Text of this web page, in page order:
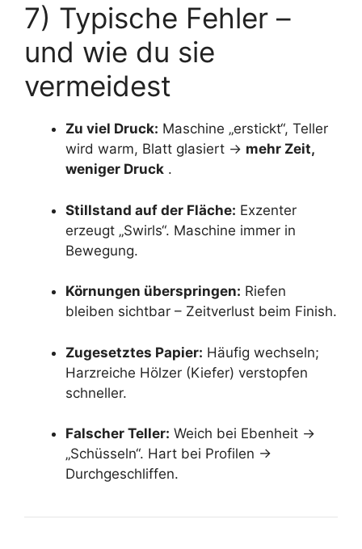
7) Typische Fehler –
und wie du sie
vermeidest
Zu viel Druck: Maschine „erstickt“, Teller
wird warm, Blatt glasiert → mehr Zeit,
weniger Druck .
Stillstand auf der Fläche: Exzenter
erzeugt „Swirls“. Maschine immer in
Bewegung.
Körnungen überspringen: Riefen
bleiben sichtbar – Zeitverlust beim Finish.
Zugesetztes Papier: Häufig wechseln;
Harzreiche Hölzer (Kiefer) verstopfen
schneller.
Falscher Teller: Weich bei Ebenheit →
„Schüsseln“. Hart bei Profilen →
Durchgeschliffen.